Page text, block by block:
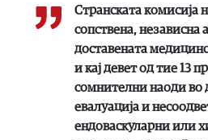
Странската комисија
сопствена, независна
доставената
и кај девет од тие 13
сомнителни наоди во
евалуација и
ендоваскуларни или